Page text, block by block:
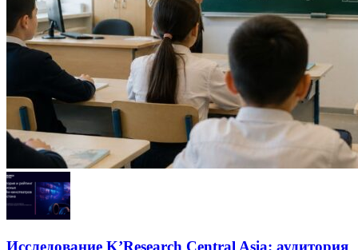
Исследование K’Research Central Asia: аудитория